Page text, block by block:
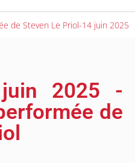
de Steven Le Priol-14 juin 2025
2025 -
de